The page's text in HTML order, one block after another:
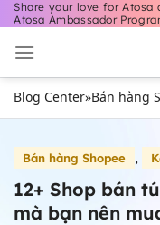
Bỏ
nội
dung
Share your love for Atosa
Atosa Ambassador
Blog Center»Bán hàng
Bán hàng Shopee ,
12+ Shop bán
mà bạn nên